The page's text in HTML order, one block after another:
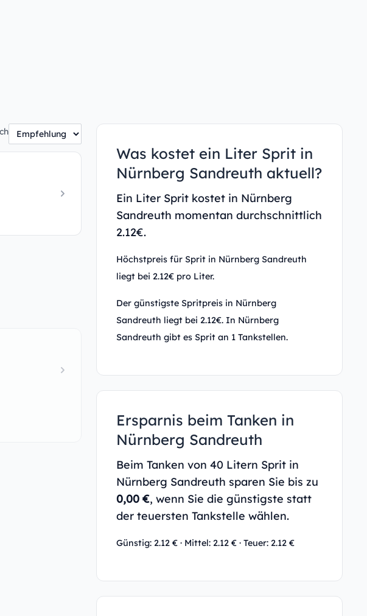
Was kostet ein Liter Sprit in
Nürnberg Sandreuth aktuell?
Ein Liter Sprit kostet in Nürnberg
Sandreuth momentan durchschnittlich
2.12€.
Höchstpreis für Sprit in Nürnberg Sandreuth
liegt bei 2.12€ pro Liter.
Der günstigste Spritpreis in Nürnberg
Sandreuth liegt bei 2.12€. In Nürnberg
Sandreuth gibt es Sprit an 1 Tankstellen.
Ersparnis beim Tanken in
Nürnberg Sandreuth
Beim Tanken von 40 Litern Sprit in
Nürnberg Sandreuth sparen Sie bis zu
0,00 €, wenn Sie die günstigste statt
der teuersten Tankstelle wählen.
Günstig: 2.12 € · Mittel: 2.12 € · Teuer: 2.12 €